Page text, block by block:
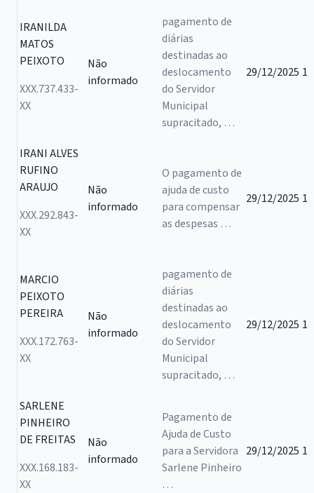
IRANILDA
MATOS
PEIXOTO
XXX.737.433-
XX
Não
informado
pagamento de
diárias
destinadas ao
deslocamento
do Servidor
Municipal
supracitado, …
29/12/2025 1
IRANI ALVES
RUFINO
ARAUJO
XXX.292.843-
XX
Não
informado
O pagamento de
ajuda de custo
para compensar
as despesas …
29/12/2025 1
MARCIO
PEIXOTO
PEREIRA
XXX.172.763-
XX
Não
informado
pagamento de
diárias
destinadas ao
deslocamento
do Servidor
Municipal
supracitado, …
29/12/2025 1
SARLENE
PINHEIRO
DE FREITAS
XXX.168.183-
XX
Não
informado
Pagamento de
Ajuda de Custo
para a Servidora
Sarlene Pinheiro
…
29/12/2025 1